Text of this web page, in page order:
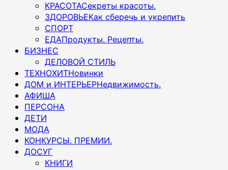
КРАСОТАСекреты красоты.
ЗДОРОВЬЕКак сберечь и укрепить
СПОРТ
ЕДАПродукты. Рецепты.
БИЗНЕС
ДЕЛОВОЙ СТИЛЬ
ТЕХНОХИТНовинки
ДОМ и ИНТЕРЬЕРНедвижимость.
АФИША
ПЕРСОНА
ДЕТИ
МОДА
КОНКУРСЫ. ПРЕМИИ.
ДОСУГ
КНИГИ